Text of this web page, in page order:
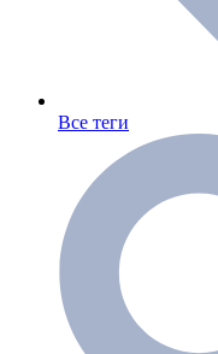
Все теги